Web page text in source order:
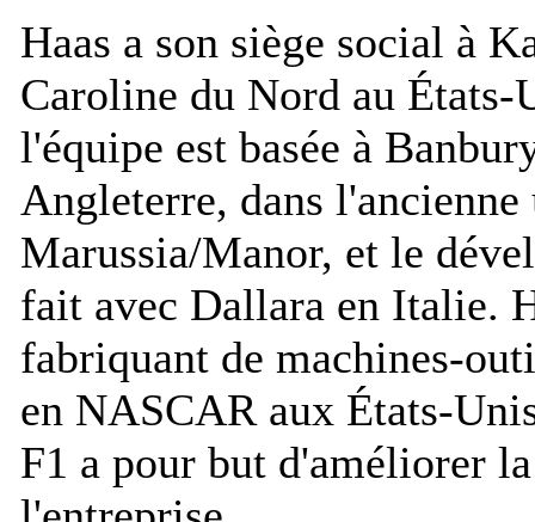
Haas a son siège social à
Caroline du Nord au États-
l'équipe est basée à
Angleterre, dans l'ancienne
Marussia/Manor, et le
fait avec Dallara en Italie.
fabriquant de machines-
en NASCAR aux États-
F1 a pour but d'améliorer